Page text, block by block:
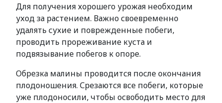
Для получения хорошего урожая необходим
уход за растением. Важно своевременно
удалять сухие и поврежденные побеги,
проводить прореживание куста и
подвязывание побегов к опоре.
Обрезка малины проводится после окончания
плодоношения. Срезаются все побеги, которые
уже плодоносили, чтобы освободить место для